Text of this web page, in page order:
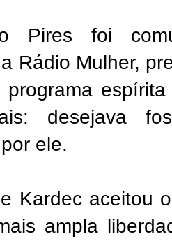
Pires foi
Rádio Mulher,
programa
desejava
ele.
Kardec aceitou
ampla